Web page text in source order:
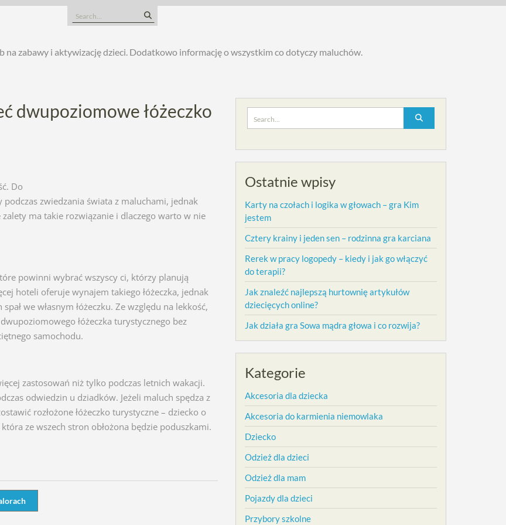
Search
for:
na zabawy i aktywizację dzieci. Dodatkowo informację o wszystkim co dotyczy maluchów.
dwupoziomowe łóżeczko
Do
podczas zwiedzania świata z maluchami, jednak
ma takie rozwiązanie i dlaczego warto w nie
powinni wybrać wszyscy ci, którzy planują
hoteli oferuje wynajem takiego łóżeczka, jednak
we własnym łóżeczku. Ze względu na lekkość,
łóżeczka turystycznego bez
samochodu.
zastosowań niż tylko podczas letnich wakacji.
odwiedzin u dziadków. Jeżeli maluch spędza z
rozłożone łóżeczko turystyczne – dziecko o
ze wszech stron obłożona będzie poduszkami.
for:
Ostatnie wpisy
Karty na czołach i logika w głowach – gra Kim
jestem
Cztery krainy i jeden sen – rodzinna gra karciana
Rerek w pracy logopedy – kiedy i jak go włączyć
do terapii?
Jak znaleźć najlepszą hurtownię artykułów
dziecięcych online?
Jak działa gra Sowa mądra głowa i co rozwija?
Kategorie
Akcesoria dla dziecka
Akcesoria do karmienia niemowlaka
Dziecko
Odzież dla dzieci
Odzież dla mam
Pojazdy dla dzieci
Przybory szkolne